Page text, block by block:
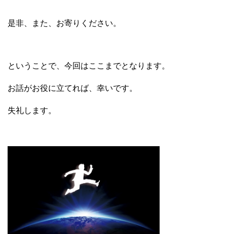
是非、また、お寄りください。
ということで、今回はここまでとなります。
お話がお役に立てれば、幸いです。
失礼します。